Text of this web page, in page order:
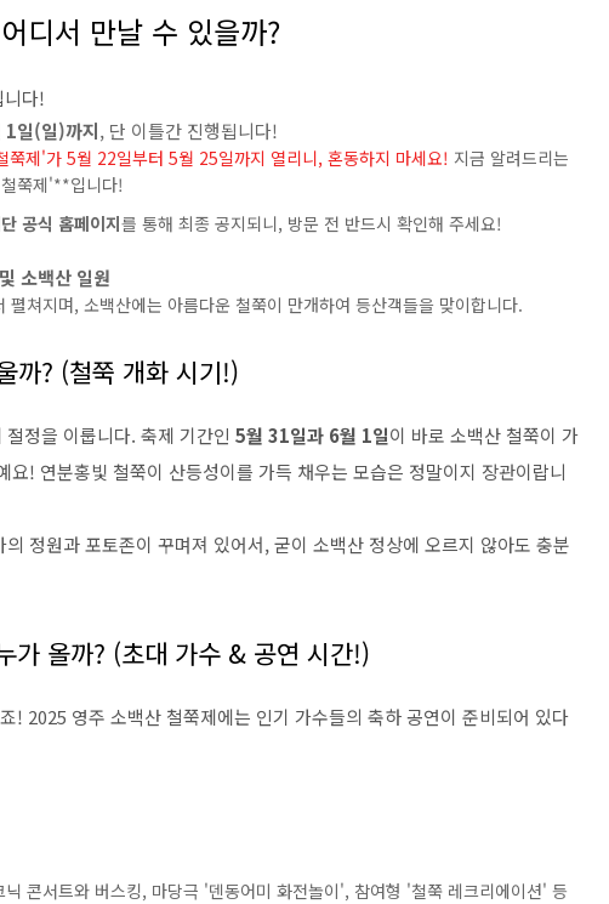
디서 만날 수 있을까?
니다!
일(일)까지, 단 이틀간 진행됩니다!
쭉제'가 5월 22일부터 5월 25일까지 열리니, 혼동하지 마세요! 지금 알려드리는
쭉제'**입니다!
공식 홈페이지를 통해 최종 공지되니, 방문 전 반드시 확인해 주세요!
소백산 일원
쳐지며, 소백산에는 아름다운 철쭉이 만개하여 등산객들을 맞이합니다.
까? (철쭉 개화 시기!)
정을 이룹니다. 축제 기간인 5월 31일과 6월 1일이 바로 소백산 철쭉이 가
요! 연분홍빛 철쭉이 산등성이를 가득 채우는 모습은 정말이지 장관이랍니
정원과 포토존이 꾸며져 있어서, 굳이 소백산 정상에 오르지 않아도 충분
가 올까? (초대 가수 & 공연 시간!)
! 2025 영주 소백산 철쭉제에는 인기 가수들의 축하 공연이 준비되어 있다
콘서트와 버스킹, 마당극 '덴동어미 화전놀이', 참여형 '철쭉 레크리에이션' 등